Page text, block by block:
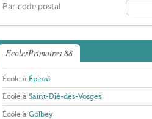
Par code postal
EcolesPrimaires 88
École à Épinal
École à Saint-Dié-des-Vosges
École à Golbey